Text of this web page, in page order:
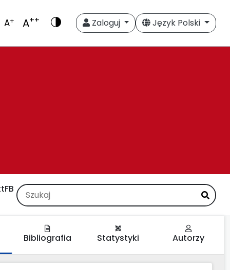
A+ A++ Zaloguj Język Polski
FB
Bibliografia Statystyki Autorzy